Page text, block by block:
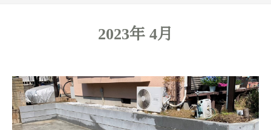
2023年 4月